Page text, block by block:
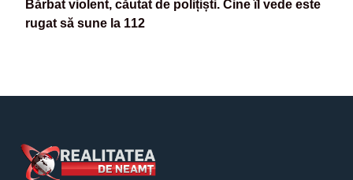
Bărbat violent, căutat de polițiști. Cine îl vede este
rugat să sune la 112